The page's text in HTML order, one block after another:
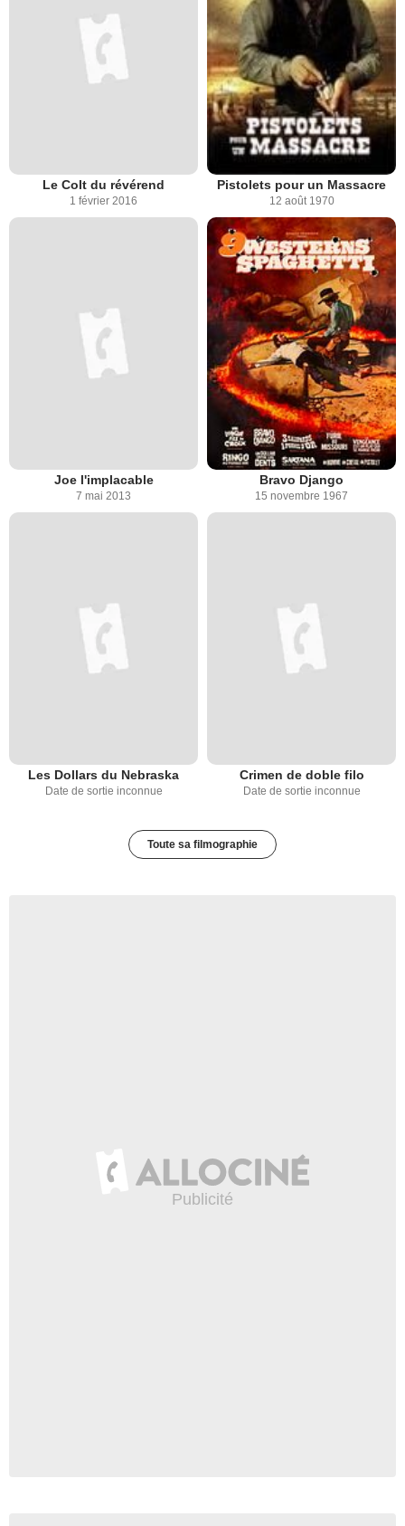
Le Colt du révérend
1 février 2016
Pistolets pour un Massacre
12 août 1970
Joe l'implacable
7 mai 2013
Bravo Django
15 novembre 1967
Les Dollars du Nebraska
Date de sortie inconnue
Crimen de doble filo
Date de sortie inconnue
Toute sa filmographie